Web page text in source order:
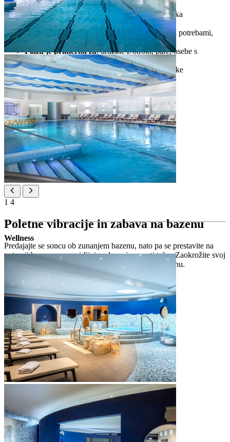
Lokacija: 200 m od hotel
Vrsta plaže: prodnata/skalnata/travnata/betonska
Dolžina plaže: 500 m
Vhod v morje: prilagojen osebam s posebnimi potrebami,
prod, skale
Plaža je primerna za: družine z otroki, pare, osebe s
posebnimi potrebami
Hišni ljubljenčki: urejen del za hišne ljubljenčke
1 4
Poletne vibracije in zabava na bazenu
Predajajte se soncu ob zunanjem bazenu, nato pa se prestavite na
notranji bazen z vznemirljivim plavanjem proti toku. Zaokrožite svoj
popoln poletni dan z osvežilno pijačo v baru ob bazenu.
Zunanji bazen
bazen s sladko vodo (450 m 2
globina bazena: 60–140 cm
vodni efekt: slap
ležalniki in senčniki
otroški bazen
bar na bazenu
Notranji bazen v bližnjem Valamar Diamant Hotel
bazen z ogrevano sladko vodo (20 x 12.5 m)
globina bazena: 80–120 cm
efekt plavanja proti toku, gejzirji in slapovi
bazen za otroke z brizgalkami in gejzirji
Wellness